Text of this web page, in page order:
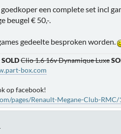
een complete set incl
beugel € 50,-.
gedeelte besproken worden.
SOLDClio 1.6 16v Dynamique Luxe
box.com
op facebook!
pages/Renault-Megane-Club-